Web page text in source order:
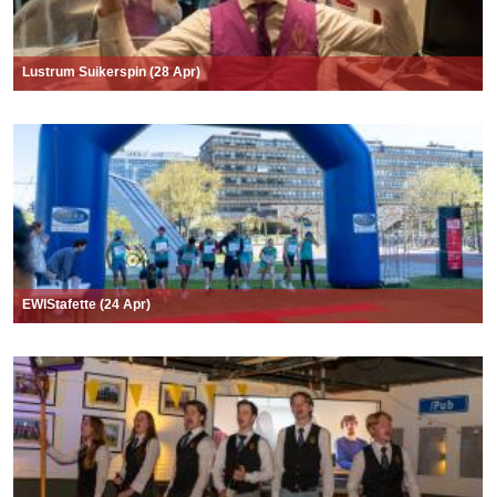
Lustrum Suikerspin (28 Apr)
EWIStafette (24 Apr)